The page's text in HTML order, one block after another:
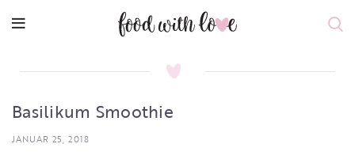
Basilikum Smoothie
JANUAR 25, 2018